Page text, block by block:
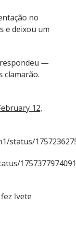
no
e deixou um
—
clamarão.
12,
status/
Ivete